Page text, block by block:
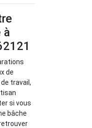
à
de
travail,
si vous
bâche